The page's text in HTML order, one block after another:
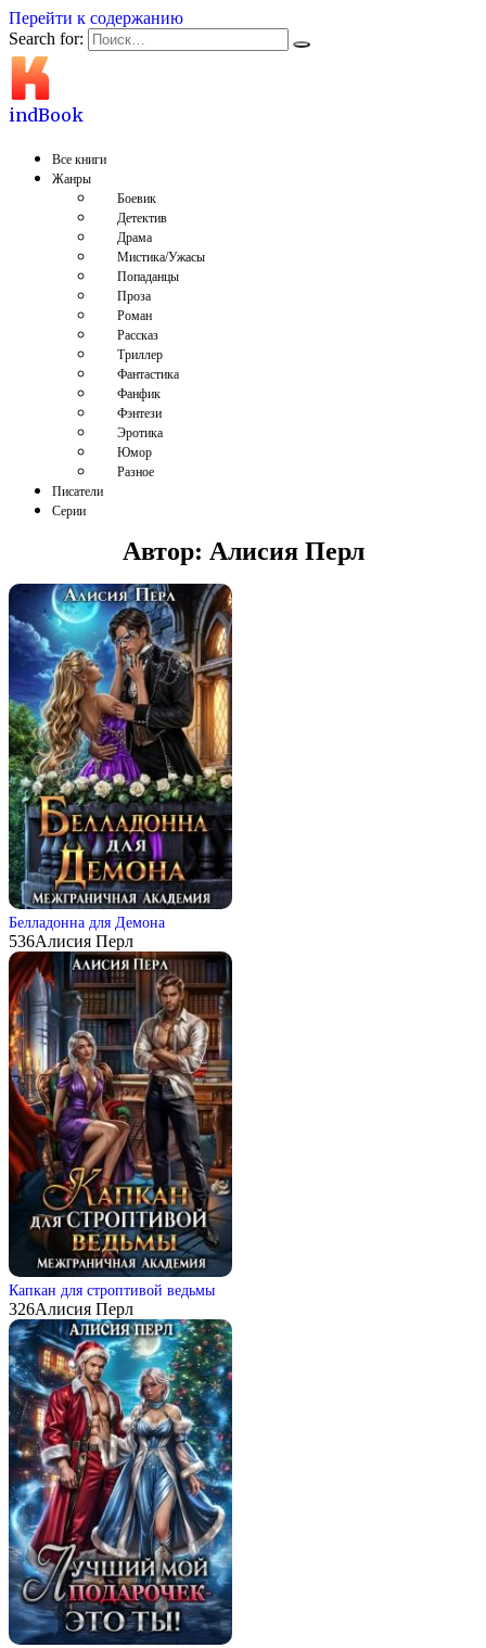
Перейти к содержанию
Search for:
indBook
Все книги
Жанры
Боевик
Детектив
Драма
Мистика/Ужасы
Попаданцы
Проза
Роман
Рассказ
Триллер
Фантастика
Фанфик
Фэнтези
Эротика
Юмор
Разное
Писатели
Серии
Автор: Алисия Перл
Белладонна для Демона
536Алисия Перл
Капкан для строптивой ведьмы
326Алисия Перл